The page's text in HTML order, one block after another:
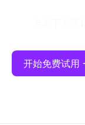
开始免费试用